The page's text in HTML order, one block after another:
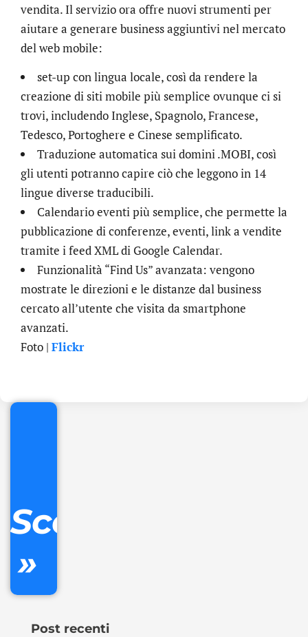
vendita. Il servizio ora offre nuovi strumenti per
aiutare a generare business aggiuntivi nel mercato
del web mobile:
set-up con lingua locale, così da rendere la
creazione di siti mobile più semplice ovunque ci si
trovi, includendo Inglese, Spagnolo, Francese,
Tedesco, Portoghere e Cinese semplificato.
Traduzione automatica sui domini .MOBI, così
gli utenti potranno capire ciò che leggono in 14
lingue diverse traducibili.
Calendario eventi più semplice, che permette la
pubblicazione di conferenze, eventi, link a vendite
tramite i feed XML di Google Calendar.
Funzionalità “Find Us” avanzata: vengono
mostrate le direzioni e le distanze dal business
cercato all’utente che visita da smartphone
avanzati.
Foto | Flickr
Scopri
»
.online
Post recenti